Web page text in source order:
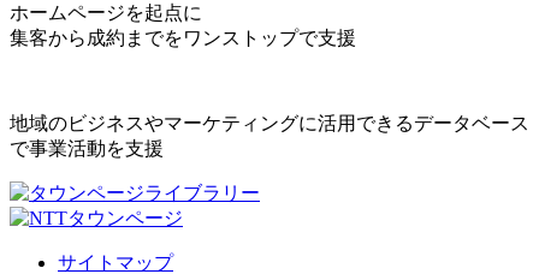
ホームページを起点に
集客から成約までをワンストップで支援
地域のビジネスやマーケティングに活用できるデータベース
で事業活動を支援
サイトマップ